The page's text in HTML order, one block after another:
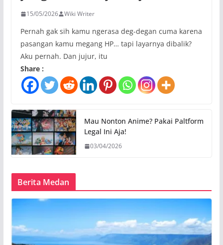
15/05/2026 Wiki Writer
Pernah gak sih kamu ngerasa deg-degan cuma karena
pasangan kamu megang HP… tapi layarnya dibalik?
Aku pernah. Dan jujur, itu
Share :
Mau Nonton Anime? Pakai Paltform
Legal Ini Aja!
03/04/2026
Berita Medan